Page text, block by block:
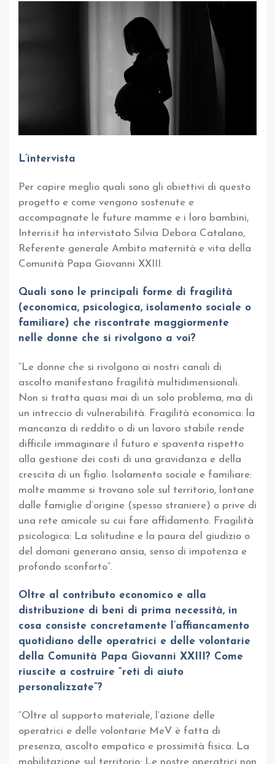
L’intervista
Per capire meglio quali sono gli obiettivi di questo
progetto e come vengono sostenute e
accompagnate le future mamme e i loro bambini,
Interris.it ha intervistato Silvia Debora Catalano,
Referente generale Ambito maternità e vita della
Comunità Papa Giovanni XXIII.
Quali sono le principali forme di fragilità
(economica, psicologica, isolamento sociale o
familiare) che riscontrate maggiormente
nelle donne che si rivolgono a voi?
“Le donne che si rivolgono ai nostri canali di
ascolto manifestano fragilità multidimensionali.
Non si tratta quasi mai di un solo problema, ma di
un intreccio di vulnerabilità. Fragilità economica: la
mancanza di reddito o di un lavoro stabile rende
difficile immaginare il futuro e spaventa rispetto
alla gestione dei costi di una gravidanza e della
crescita di un figlio. Isolamento sociale e familiare:
molte mamme si trovano sole sul territorio, lontane
dalle famiglie d’origine (spesso straniere) o prive di
una rete amicale su cui fare affidamento. Fragilità
psicologica: La solitudine e la paura del giudizio o
del domani generano ansia, senso di impotenza e
profondo sconforto”.
Oltre al contributo economico e alla
distribuzione di beni di prima necessità, in
cosa consiste concretamente l’affiancamento
quotidiano delle operatrici e delle volontarie
della Comunità Papa Giovanni XXIII? Come
riuscite a costruire “reti di aiuto
personalizzate”?
“Oltre al supporto materiale, l’azione delle
operatrici e delle volontarie MeV è fatta di
presenza, ascolto empatico e prossimità fisica. La
mobilitazione sul territorio: Le nostre operatrici non